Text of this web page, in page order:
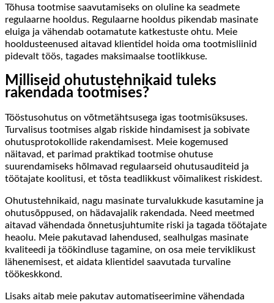
Tõhusa tootmise saavutamiseks on oluline ka seadmete
regulaarne hooldus. Regulaarne hooldus pikendab masinate
eluiga ja vähendab ootamatute katkestuste ohtu. Meie
hooldusteenused aitavad klientidel hoida oma tootmisliinid
pidevalt töös, tagades maksimaalse tootlikkuse.
Milliseid ohutustehnikaid tuleks
rakendada tootmises?
Tööstusohutus on võtmetähtsusega igas tootmisüksuses.
Turvalisus tootmises algab riskide hindamisest ja sobivate
ohutusprotokollide rakendamisest. Meie kogemused
näitavad, et parimad praktikad tootmise ohutuse
suurendamiseks hõlmavad regulaarseid ohutusauditeid ja
töötajate koolitusi, et tõsta teadlikkust võimalikest riskidest.
Ohutustehnikaid, nagu masinate turvalukkude kasutamine ja
ohutusõppused, on hädavajalik rakendada. Need meetmed
aitavad vähendada õnnetusjuhtumite riski ja tagada töötajate
heaolu. Meie pakutavad lahendused, sealhulgas masinate
kvaliteedi ja töökindluse tagamine, on osa meie terviklikust
lähenemisest, et aidata klientidel saavutada turvaline
töökeskkond.
Lisaks aitab meie pakutav automatiseerimine vähendada